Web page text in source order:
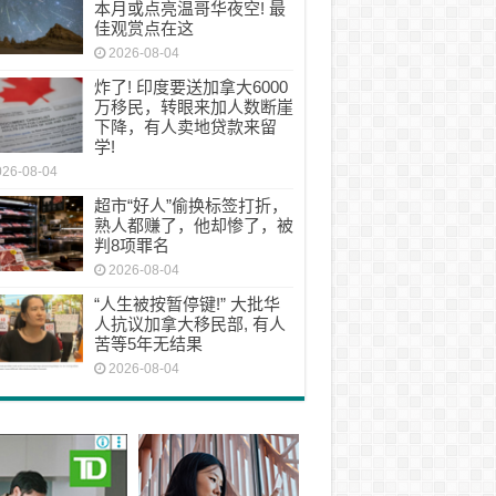
本月或点亮温哥华夜空! 最
佳观赏点在这
2026-08-04
炸了! 印度要送加拿大6000
万移民，转眼来加人数断崖
下降，有人卖地贷款来留
学!
08-04
超市“好人”偷换标签打折，
熟人都赚了，他却惨了，被
判8项罪名
2026-08-04
“人生被按暂停键!” 大批华
人抗议加拿大移民部, 有人
苦等5年无结果
2026-08-04